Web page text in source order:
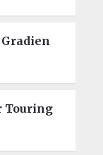
Touring